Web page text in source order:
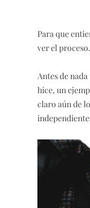
Para que
ver el proceso.
Antes de
hice, un
claro aún de